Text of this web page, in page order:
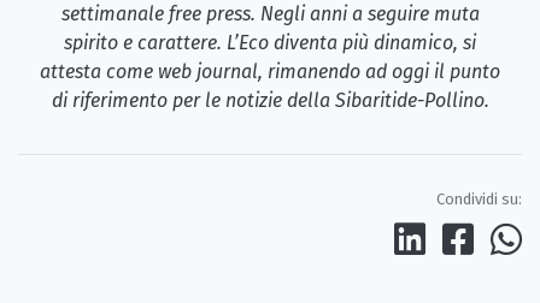
settimanale free press. Negli anni a seguire muta
spirito e carattere. L’Eco diventa più dinamico, si
attesta come web journal, rimanendo ad oggi il punto
di riferimento per le notizie della Sibaritide-Pollino.
Condividi su: